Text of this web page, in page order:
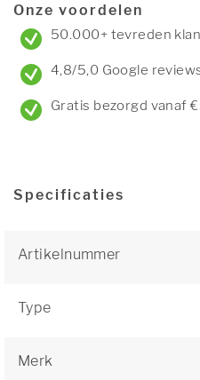
Onze voordelen
50.000+ tevreden
4,8/5,0 Google
Gratis bezorgd vanaf
Specificaties
Artikelnummer
Type
Merk